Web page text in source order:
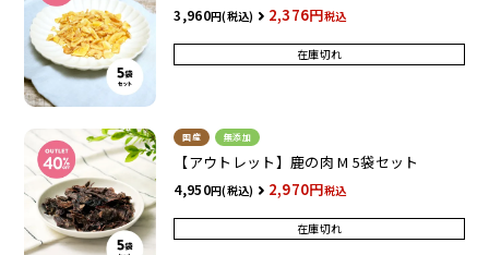
3,960 2,376 税込
在庫切れ
国産 無添加
【アウトレット】鹿の肉 M 5袋セット
4,950 2,970 税込
在庫切れ